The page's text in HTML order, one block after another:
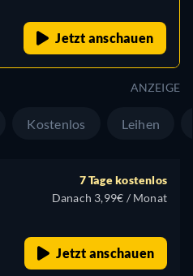
Jetzt anschauen
ANZEIGE
Kostenlos Leihen
7 Tage kostenlos
Danach 3,99€ / Monat
Jetzt anschauen